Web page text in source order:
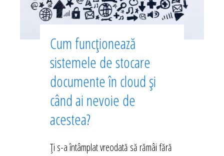
Cum funcționează
sistemele de stocare
documente în cloud și
când ai nevoie de
acestea?
Ți s-a întâmplat vreodată să rămâi fără